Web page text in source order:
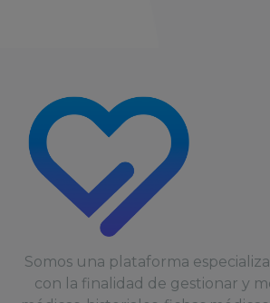
Somos una plataforma
con la finalidad de gestionar y